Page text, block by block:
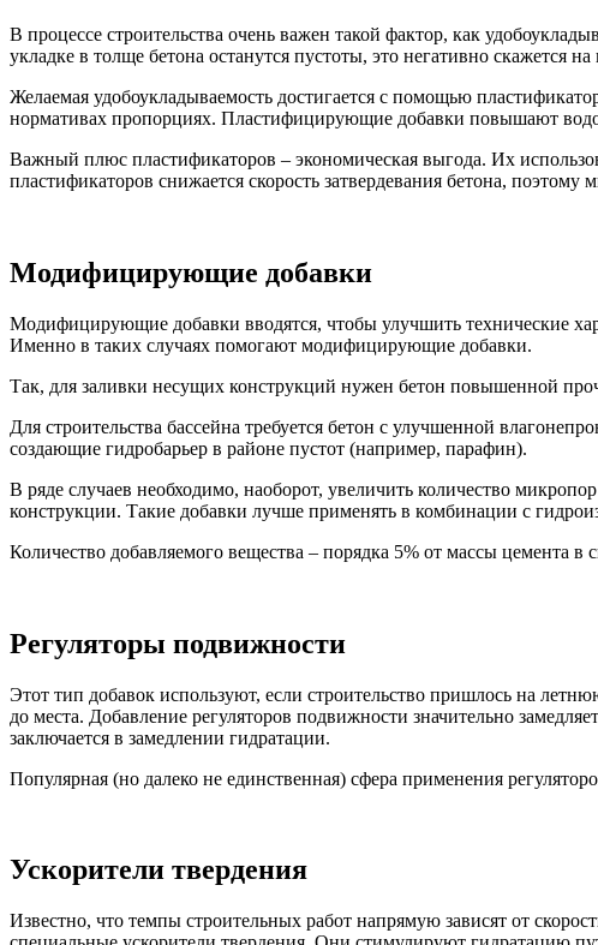
В процессе строительства очень важен такой фактор, как
укладке в толще бетона останутся пустоты, это негативно скажется
Желаемая удобоукладываемость достигается с помощью
нормативах пропорциях. Пластифицирующие добавки повышают
Важный плюс пластификаторов – экономическая выгода. Их
пластификаторов снижается скорость затвердевания бетона,
Модифицирующие добавки
Модифицирующие добавки вводятся, чтобы улучшить технические
Именно в таких случаях помогают модифицирующие добавки.
Так, для заливки несущих конструкций нужен бетон повышенной
Для строительства бассейна требуется бетон с улучшенной
создающие гидробарьер в районе пустот (например, парафин).
В ряде случаев необходимо, наоборот, увеличить количество
конструкции. Такие добавки лучше применять в комбинации с
Количество добавляемого вещества – порядка 5% от массы цемента в
Регуляторы подвижности
Этот тип добавок используют, если строительство пришлось на
до места. Добавление регуляторов подвижности значительно
заключается в замедлении гидратации.
Популярная (но далеко не единственная) сфера применения
Ускорители твердения
Известно, что темпы строительных работ напрямую зависят от